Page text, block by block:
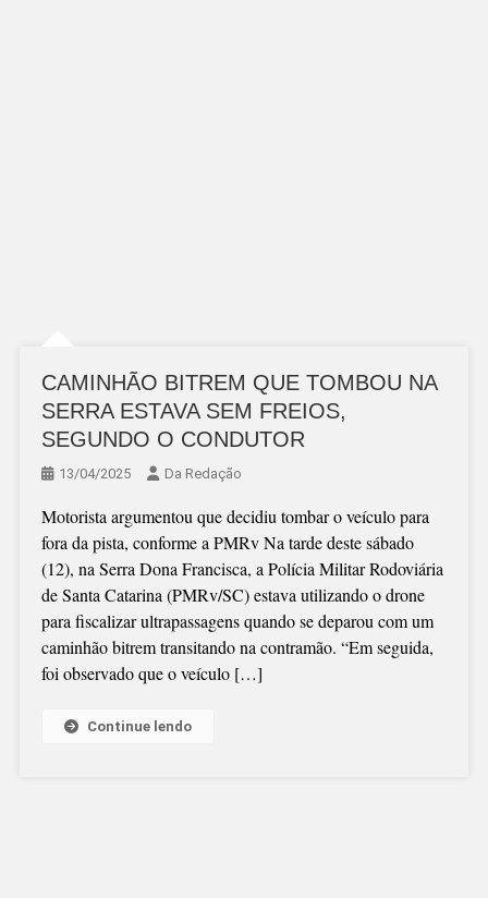
CAMINHÃO BITREM QUE TOMBOU NA
SERRA ESTAVA SEM FREIOS,
SEGUNDO O CONDUTOR
13/04/2025 Da Redação
Motorista argumentou que decidiu tombar o veículo para
fora da pista, conforme a PMRv Na tarde deste sábado
(12), na Serra Dona Francisca, a Polícia Militar Rodoviária
de Santa Catarina (PMRv/SC) estava utilizando o drone
para fiscalizar ultrapassagens quando se deparou com um
caminhão bitrem transitando na contramão. “Em seguida,
foi observado que o veículo […]
Continue lendo